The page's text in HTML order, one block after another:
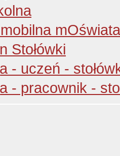
Stołówki
- uczeń -
- pracownik -